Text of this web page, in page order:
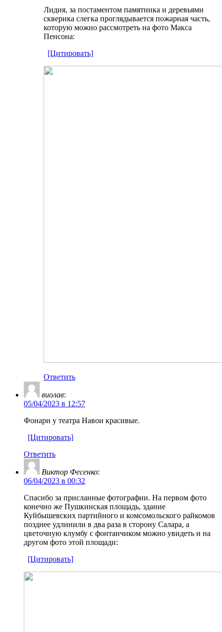
Лидия, за постаментом памятника и деревьями
скверика слегка проглядывается пожарная часть,
которую можно рассмотреть на фото Макса
Пенсона:
[Цитировать]
Ответить
виолав:
05/04/2023 в 12:57
Фонари у театра Навои красивые.
[Цитировать]
Ответить
Виктор Фесенко:
06/04/2023 в 00:32
Спасибо за присланные фотографии. На первом фото
конечно же Пушкинская площадь, здание
Куйбышевских партийного и комсомольского райкомов
позднее удлинили в два раза в сторону Салара, а
цветочную клумбу с фонтанчиком можно увидеть и на
другом фото этой площади:
[Цитировать]